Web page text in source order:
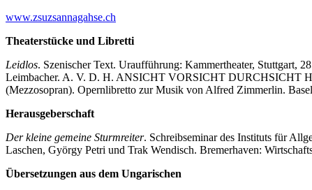
www.zsuzsannagahse.ch
Theaterstücke und Libretti
Leidlos. Szenischer Text. Uraufführung: Kammertheater, Stuttgart,
Leimbacher. A. V. D. H. ANSICHT VORSICHT DURCHSICHT
(Mezzosopran). Opernlibretto zur Musik von Alfred Zimmerlin.
Herausgeberschaft
Der kleine gemeine Sturmreiter. Schreibseminar des Instituts für
Laschen, György Petri und Trak Wendisch. Bremerhaven:
Übersetzungen aus dem Ungarischen